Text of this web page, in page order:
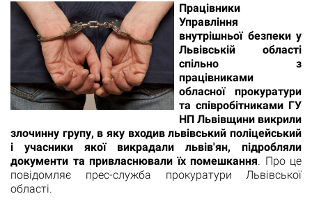
Працівники
Управління
внутрішньої безпеки у
Львівській області
спільно з
працівниками
обласної прокуратури
та співробітниками ГУ
НП Львівщини викрили
злочинну групу, в яку входив львівський поліцейський
і учасники якої викрадали львів'ян, підробляли
документи та привласнювали їх помешкання. Про це
повідомляє прес-служба прокуратури Львівської
області.